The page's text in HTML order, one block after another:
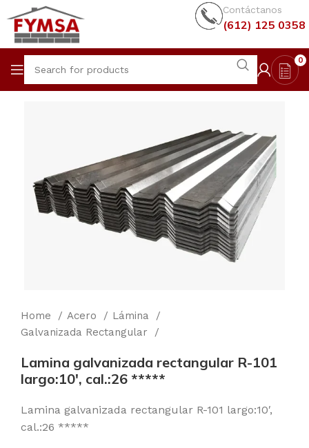
Contáctanos
(612) 125 0358
0
Home Acero
Lámina
Galvanizada Rectangular
Lamina galvanizada rectangular R-101
largo:10′, cal.:26 *****
Lamina galvanizada rectangular R-101 largo:10′,
cal.:26 *****